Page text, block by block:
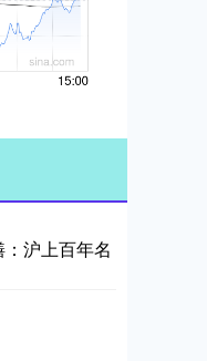
沪上百年名